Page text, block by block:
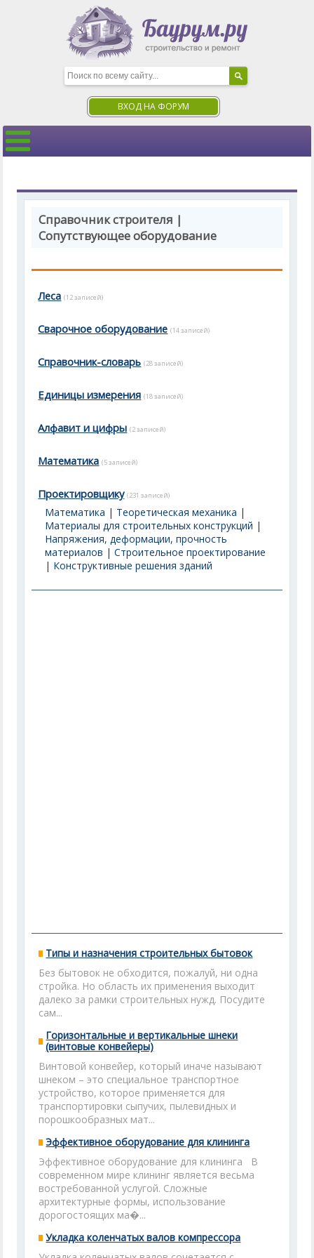
ВХОД НА ФОРУМ
Справочник строителя |
Сопутствующее оборудование
Леса (12 записей)
Сварочное оборудование (14 записей)
Справочник-словарь (28 записей)
Единицы измерения (18 записей)
Алфавит и цифры (2 записей)
Математика (5 записей)
Проектировщику (231 записей)
Математика | Теоретическая механика |
Материалы для строительных конструкций |
Напряжения, деформации, прочность
материалов |Строительное проектирование
| Конструктивные решения зданий
Типы и назначения строительных бытовок
Без бытовок не обходится, пожалуй, ни одна
стройка. Но область их применения выходит
далеко за рамки строительных нужд. Посудите
сам...
Горизонтальные и вертикальные шнеки
(винтовые конвейеры)
Винтовой конвейер, который иначе называют
шнеком – это специальное транспортное
устройство, которое применяется для
транспортировки сыпучих, пылевидных и
порошкообразных мат...
Эффективное оборудование для клининга
Эффективное оборудование для клининга В
современном мире клининг является весьма
востребованной услугой. Сложные
архитектурные формы, использование
дорогостоящих ма�...
Укладка коленчатых валов компрессора